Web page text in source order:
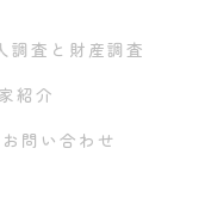
調査と財産調査
紹介
お問い合わせ